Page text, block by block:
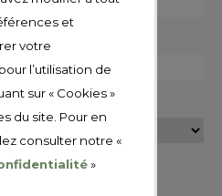
:
et
votre
l’utilisation de
sur « Cookies »
du site. Pour en
consulter notre «
»